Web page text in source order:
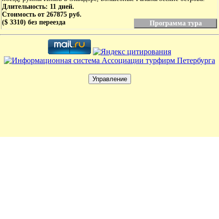
Длительность: 11 дней.
Стоимость от 267875 руб.
($ 3310) без переезда
Программа тура